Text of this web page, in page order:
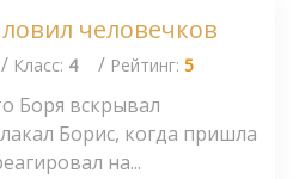
человечков
/ Класс: 4 / Рейтинг: 5
Боря вскрывал
Борис, когда пришла
на...